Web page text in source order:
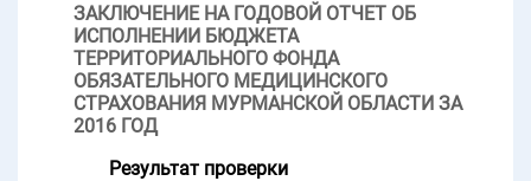
ЗАКЛЮЧЕНИЕ НА ГОДОВОЙ ОТЧЕТ ОБ
ИСПОЛНЕНИИ БЮДЖЕТА
ТЕРРИТОРИАЛЬНОГО ФОНДА
ОБЯЗАТЕЛЬНОГО МЕДИЦИНСКОГО
СТРАХОВАНИЯ МУРМАНСКОЙ ОБЛАСТИ ЗА
2016 ГОД
Результат проверки